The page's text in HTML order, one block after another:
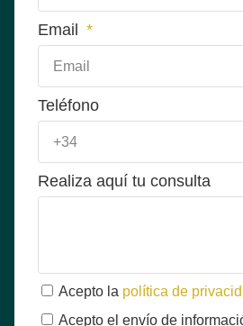
Email
Teléfono
Realiza aquí tu consulta
Acepto la política de
Acepto el envío de